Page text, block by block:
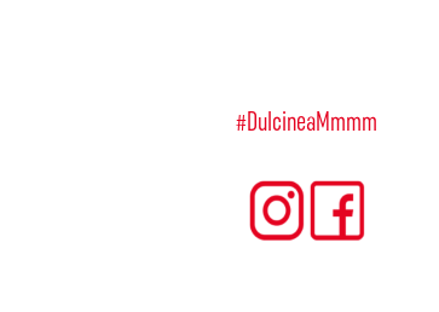
#DulcineaMmmm